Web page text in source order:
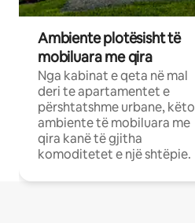
Ambiente plotësisht të
mobiluara me qira
Nga kabinat e qeta në mal
deri te apartamentet e
përshtatshme urbane, këto
ambiente të mobiluara me
qira kanë të gjitha
komoditetet e një shtëpie.